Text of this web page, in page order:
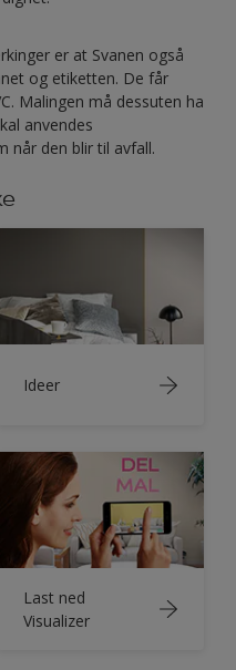
er at Svanen også
og etiketten. De får
Malingen må dessuten ha
anvendes
når den blir til avfall.
Ideer
Last ned
Visualizer